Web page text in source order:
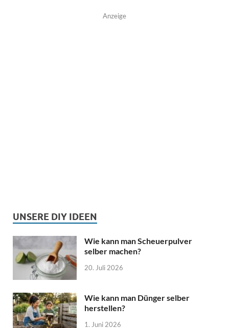
Anzeige
UNSERE DIY IDEEN
Wie kann man Scheuerpulver
selber machen?
20. Juli 2026
Wie kann man Dünger selber
herstellen?
1. Juni 2026